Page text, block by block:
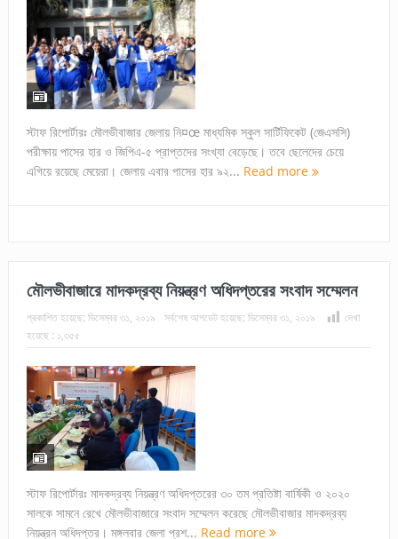
স্টাফ রিপোর্টারঃ মৌলভীবাজার জেলায় নি¤œ মাধ্যমিক স্কুল সার্টিফিকেট (জেএসসি)
পরীক্ষায় পাসের হার ও জিপিএ-৫ প্রাপ্তদের সংখ্যা বেড়েছে। তবে ছেলেদের চেয়ে
এগিয়ে রয়েছে মেয়েরা। জেলায় এবার পাসের হার ৯২... Read more
মৌলভীবাজারে মাদকদ্রব্য নিয়ন্ত্রণ অধিদপ্তরের সংবাদ সম্মেলন
প্রকাশিত হয়েছে: ডিসেম্বর ৩১, ২০১৯ সর্বশেষ আপডেট হয়েছে: ডিসেম্বর ৩১, ২০১৯
দেখা
হয়েছে : ১,৩৫৫
স্টাফ রিপোর্টারঃ মাদকদ্রব্য নিয়ন্ত্রণ অধিদপ্তরের ৩০ তম প্রতিষ্টা বার্ষিকী ও ২০২০
সালকে সামনে রেখে মৌলভীবাজারে সংবাদ সম্মেলন করেছে মৌলভীবাজার মাদকদ্রব্য
নিয়ন্ত্রন অধিদপ্তর। মঙ্গলবার জেলা প্রশ... Read more